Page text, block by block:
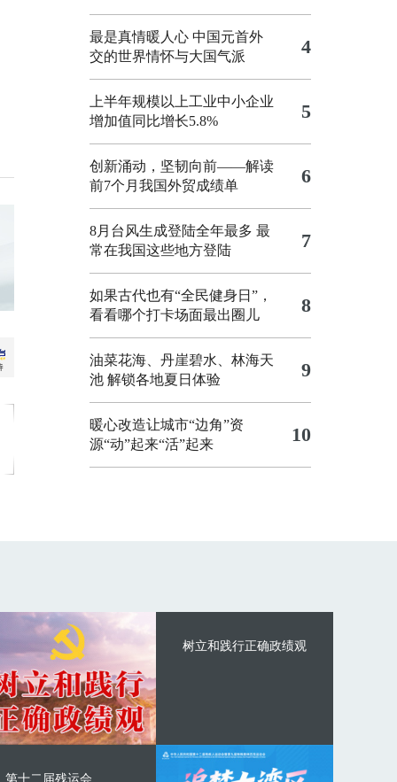
最是真情暖人心 中国元首外
交的世界情怀与大国气派
4
上半年规模以上工业中小企业
增加值同比增长5.8%
5
创新涌动，坚韧向前——解读
前7个月我国外贸成绩单
6
8月台风生成登陆全年最多 最
常在我国这些地方登陆
7
如果古代也有“全民健身日”，
看看哪个打卡场面最出圈儿
8
油菜花海、丹崖碧水、林海天
池 解锁各地夏日体验
9
暖心改造让城市“边角”资
源“动”起来“活”起来
10
树立和践行正确政绩观
第十二届残运会